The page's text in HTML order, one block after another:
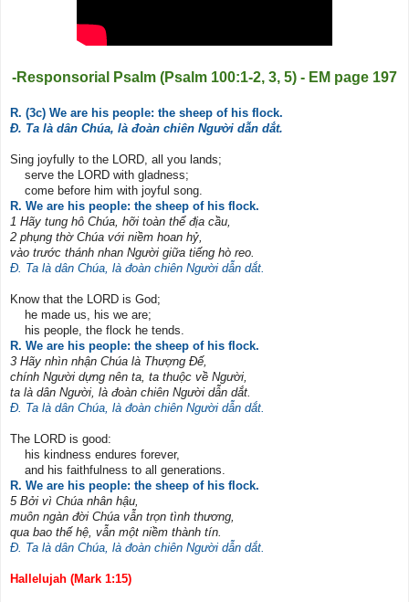
-Responsorial Psalm (Psalm 100:1-2, 3, 5) - EM page 197
R. (3c) We are his people: the sheep of his flock.
Đ. Ta là dân Chúa, là đoàn chiên Người dẫn dắt.
Sing joyfully to the LORD, all you lands;
serve the LORD with gladness;
come before him with joyful song.
R. We are his people: the sheep of his flock.
1 Hãy tung hô Chúa, hỡi toàn thể địa cầu,
2 phụng thờ Chúa với niềm hoan hỷ,
vào trước thánh nhan Người giữa tiếng hò reo.
Đ. Ta là dân Chúa, là đoàn chiên Người dẫn dắt.
Know that the LORD is God;
he made us, his we are;
his people, the flock he tends.
R. We are his people: the sheep of his flock.
3 Hãy nhìn nhận Chúa là Thượng Đế,
chính Người dựng nên ta, ta thuộc về Người,
ta là dân Người, là đoàn chiên Người dẫn dắt.
Đ. Ta là dân Chúa, là đoàn chiên Người dẫn dắt.
The LORD is good:
his kindness endures forever,
and his faithfulness to all generations.
R. We are his people: the sheep of his flock.
5 Bởi vì Chúa nhân hậu,
muôn ngàn đời Chúa vẫn trọn tình thương,
qua bao thế hệ, vẫn một niềm thành tín.
Đ. Ta là dân Chúa, là đoàn chiên Người dẫn dắt.
Hallelujah (Mark 1:15)